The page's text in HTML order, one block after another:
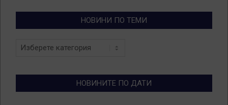
НОВИНИ ПО ТЕМИ
Новини
НОВИНИТЕ ПО ДАТИ